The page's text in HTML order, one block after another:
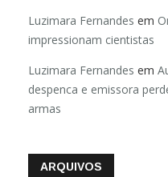
Luzimara Fernandes em
impressionam cientistas
Luzimara Fernandes em
despenca e emissora
armas
ARQUIVOS